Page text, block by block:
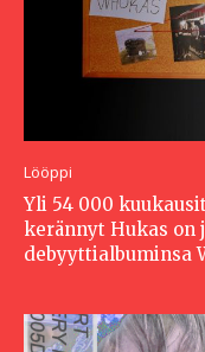
Lööppi
Yli 54 000
kerännyt Hukas on
debyyttialbuminsa